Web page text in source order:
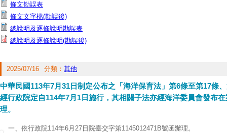
條文勘誤表
條文文字檔(勘誤後)
總說明及逐條說明勘誤表
總說明及逐條說明(勘誤後)
2025/07/16 分類： 其他
中華民國113年7月31日制定公布之「海洋保育法」第6條至第17條
經行政院定自114年7月1日施行，其相關子法亦經海洋委員會發布
理。
一、依行政院114年6月27日院臺交字第1145012471B號函辦理。